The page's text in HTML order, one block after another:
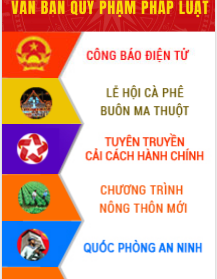
Chuyển đổi số 'mở đường' cho nông
nghiệp Đắk Lắk tăng trưởng bứt phá
Triển khai đồng bộ đo đạc, lập hồ sơ
địa chính, hoàn thiện cơ sở dữ liệu đất
Ứng dụng sinh trắc học - Bước tiến
trong hành trình chuyển đổi số tại Đắk
Lắk
Đắk Lắk nâng cao hiệu quả công tác
Đảng từ Sổ tay đảng viên điện tử
Đắk Lắk đẩy mạnh nuôi biển công
nghệ, hướng tới phát triển thủy sản
Tập huấn nâng cao năng lực triển khai
chuyển đổi số cho cán bộ, công chức
cấp xã
Đắk Lắk phát động hưởng ứng Ngày
Quyền của người tiêu dùng Việt Nam
2026
Đẩy mạnh cải cách hành chính, quyết
tâm đạt được mục tiêu tăng trưởng
hai con số trong năm 2026
Tổ chức trang trọng Lễ hội Đền thờ
Lương Văn Chánh năm 2026
Phó Bí thư Tỉnh ủy Đắk Lắk Đỗ Hữu
Huy giữ chức Bí thư Đảng ủy Ủy Ban